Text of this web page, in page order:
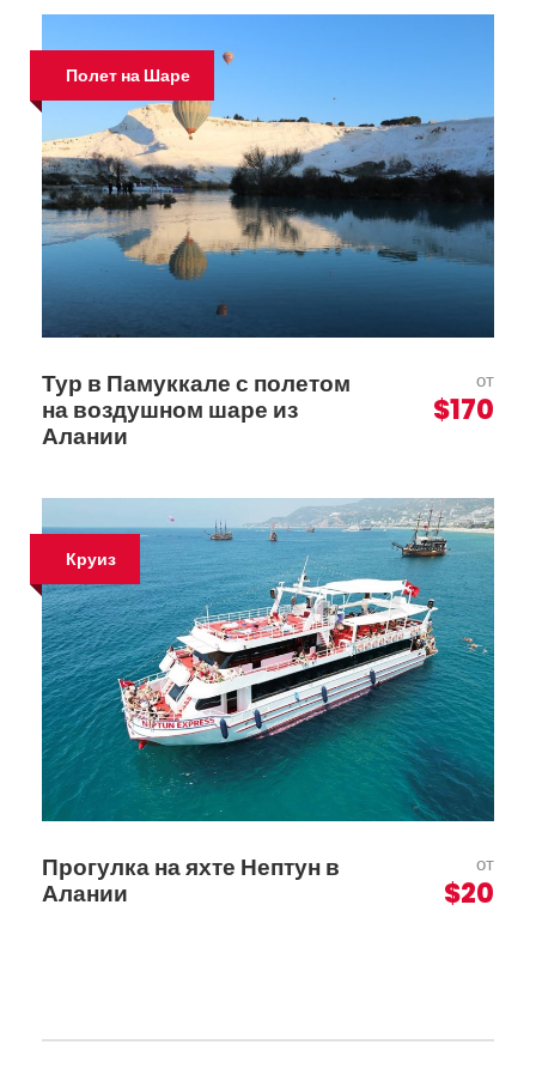
Полет на Шаре
Тур в Памуккале с полетом
на воздушном шаре из
Алании
от
$170
Круиз
Прогулка на яхте Нептун в
Алании
от
$20